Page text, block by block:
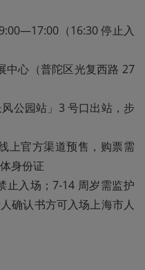
（16:30 停止入
中心（普陀区光复西路 27
公园站」3 号口出站，步
上官方渠道预售，购票需
身份证
止入场；7-14 周岁需监护
确认书方可入场上海市人